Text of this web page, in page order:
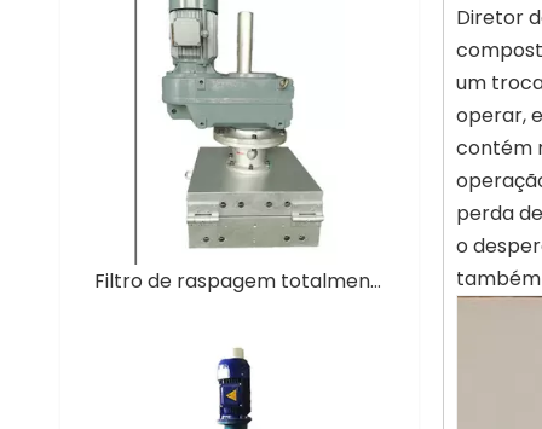
Filtro de raspagem totalmente automático do derretimento do peletizador sem malha da tela
Diretor
um
operar,
contém
perda
o
também